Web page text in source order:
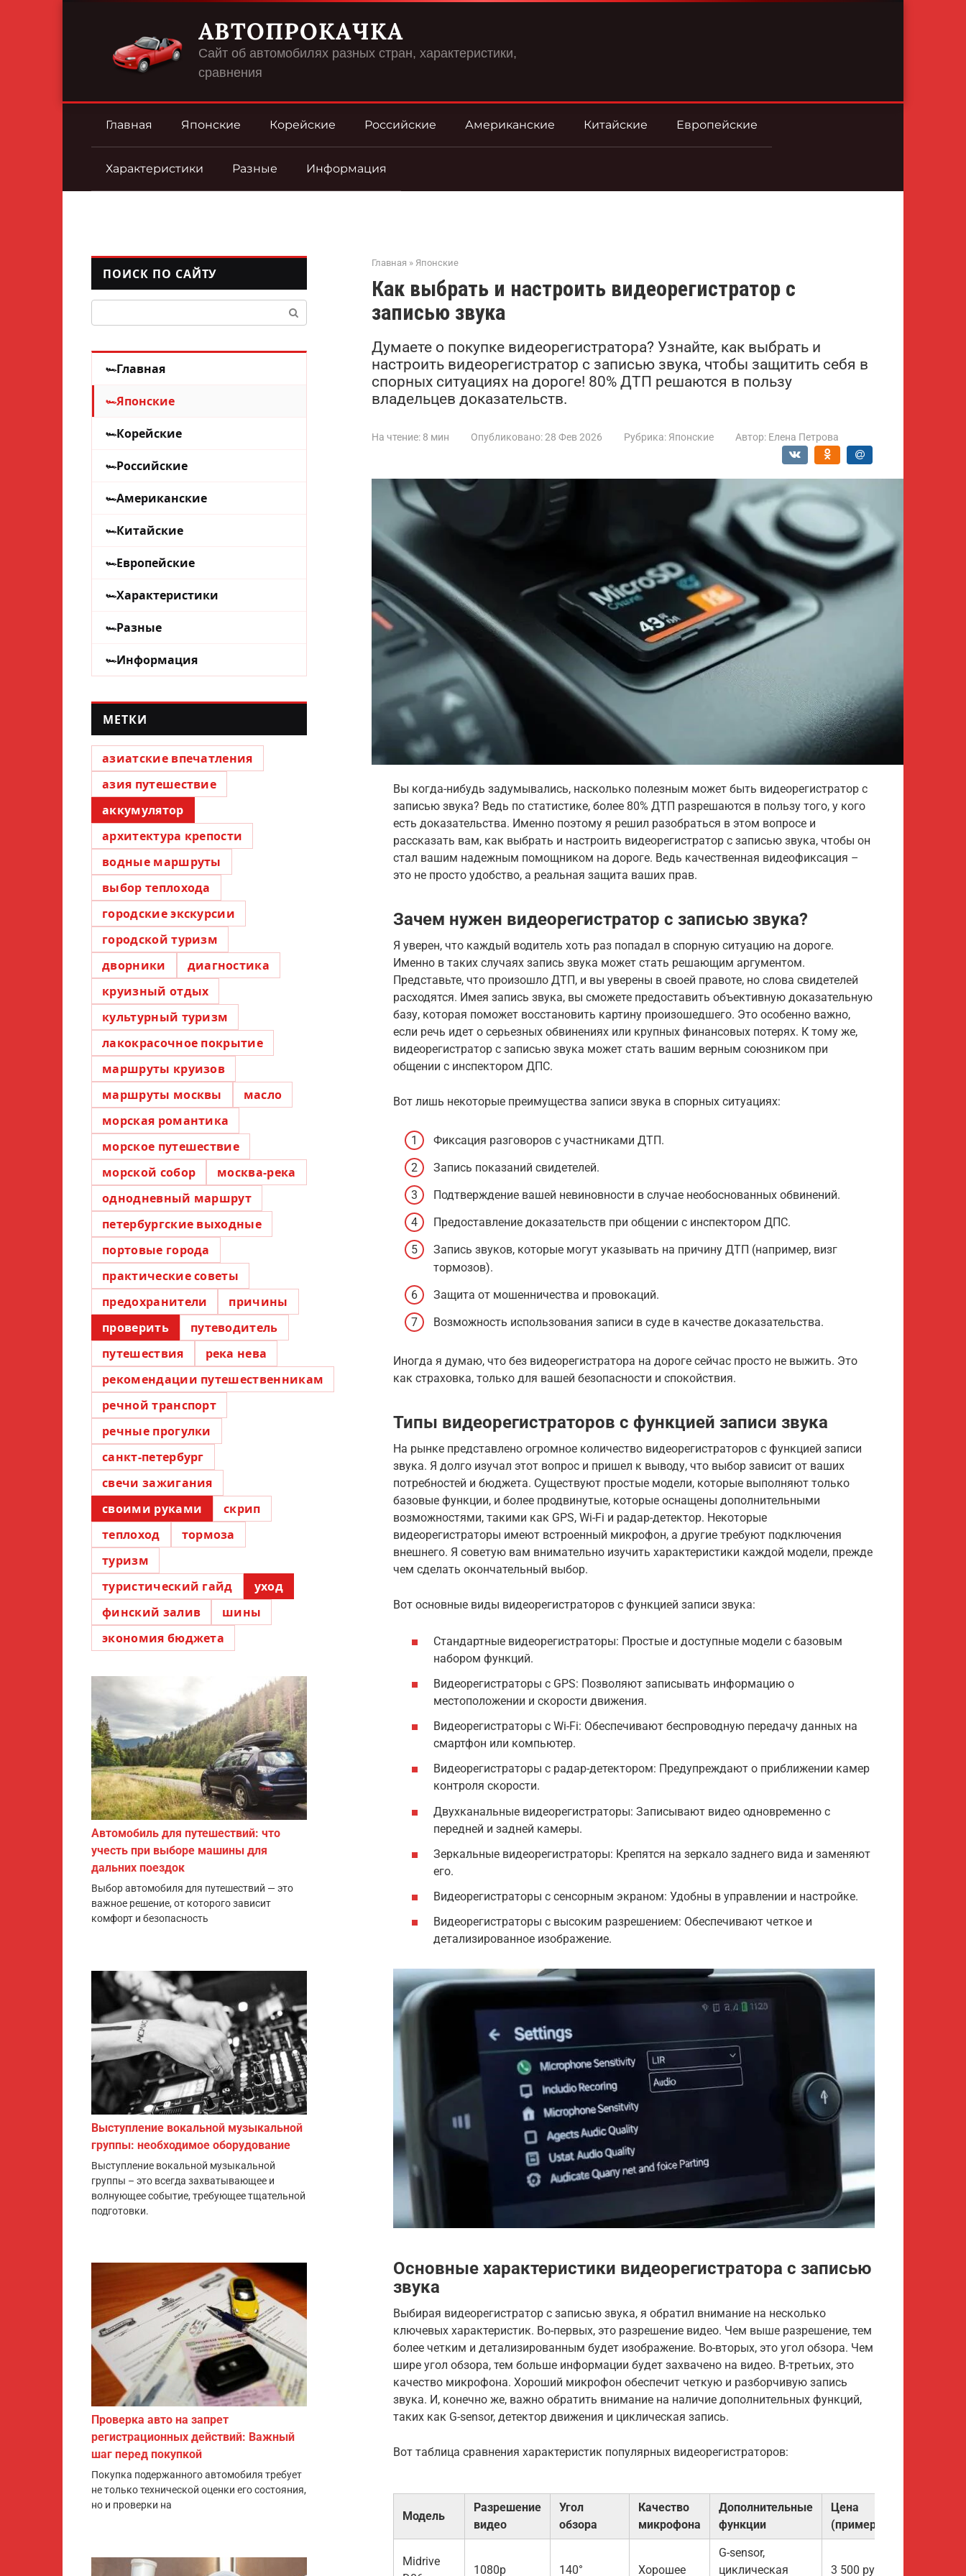
АВТОПРОКАЧКА
Сайт об автомобилях разных стран, характеристики,
сравнения
Главная Японские Корейские Российские Американские Китайские Европейские
Характеристики Разные Информация
Главная » Японские
Как выбрать и настроить видеорегистратор с
записью звука
Думаете о покупке видеорегистратора? Узнайте, как выбрать и
настроить видеорегистратор с записью звука, чтобы защитить себя в
спорных ситуациях на дороге! 80% ДТП решаются в пользу
владельцев доказательств.
На чтение: 8 мин Опубликовано:28 Фев 2026 Рубрика: Японские Автор: Елена Петрова
Вы когда-нибудь задумывались, насколько полезным может быть видеорегистратор с
записью звука? Ведь по статистике, более 80% ДТП разрешаются в пользу того, у кого
есть доказательства. Именно поэтому я решил разобраться в этом вопросе и
рассказать вам, как выбрать и настроить видеорегистратор с записью звука, чтобы он
стал вашим надежным помощником на дороге. Ведь качественная видеофиксация –
это не просто удобство, а реальная защита ваших прав.
Зачем нужен видеорегистратор с записью звука?
Я уверен, что каждый водитель хоть раз попадал в спорную ситуацию на дороге.
Именно в таких случаях запись звука может стать решающим аргументом.
Представьте, что произошло ДТП, и вы уверены в своей правоте, но слова свидетелей
расходятся. Имея запись звука, вы сможете предоставить объективную доказательную
базу, которая поможет восстановить картину произошедшего. Это особенно важно,
если речь идет о серьезных обвинениях или крупных финансовых потерях. К тому же,
видеорегистратор с записью звука может стать вашим верным союзником при
общении с инспектором ДПС.
Вот лишь некоторые преимущества записи звука в спорных ситуациях:
Фиксация разговоров с участниками ДТП.
Запись показаний свидетелей.
Подтверждение вашей невиновности в случае необоснованных обвинений.
Предоставление доказательств при общении с инспектором ДПС.
Запись звуков, которые могут указывать на причину ДТП (например, визг
тормозов).
Защита от мошенничества и провокаций.
Возможность использования записи в суде в качестве доказательства.
Иногда я думаю, что без видеорегистратора на дороге сейчас просто не выжить. Это
как страховка, только для вашей безопасности и спокойствия.
Типы видеорегистраторов с функцией записи звука
На рынке представлено огромное количество видеорегистраторов с функцией записи
звука. Я долго изучал этот вопрос и пришел к выводу, что выбор зависит от ваших
потребностей и бюджета. Существуют простые модели, которые выполняют только
базовые функции, и более продвинутые, которые оснащены дополнительными
возможностями, такими как GPS, Wi-Fi и радар-детектор. Некоторые
видеорегистраторы имеют встроенный микрофон, а другие требуют подключения
внешнего. Я советую вам внимательно изучить характеристики каждой модели, прежде
чем сделать окончательный выбор.
Вот основные виды видеорегистраторов с функцией записи звука:
Стандартные видеорегистраторы: Простые и доступные модели с базовым
набором функций.
Видеорегистраторы с GPS: Позволяют записывать информацию о
местоположении и скорости движения.
Видеорегистраторы с Wi-Fi: Обеспечивают беспроводную передачу данных на
смартфон или компьютер.
Видеорегистраторы с радар-детектором: Предупреждают о приближении камер
контроля скорости.
Двухканальные видеорегистраторы: Записывают видео одновременно с
передней и задней камеры.
Зеркальные видеорегистраторы: Крепятся на зеркало заднего вида и заменяют
его.
Видеорегистраторы с сенсорным экраном: Удобны в управлении и настройке.
Видеорегистраторы с высоким разрешением: Обеспечивают четкое и
детализированное изображение.
Основные характеристики видеорегистратора с записью
звука
Выбирая видеорегистратор с записью звука, я обратил внимание на несколько
ключевых характеристик. Во-первых, это разрешение видео. Чем выше разрешение, тем
более четким и детализированным будет изображение. Во-вторых, это угол обзора. Чем
шире угол обзора, тем больше информации будет захвачено на видео. В-третьих, это
качество микрофона. Хороший микрофон обеспечит четкую и разборчивую запись
звука. И, конечно же, важно обратить внимание на наличие дополнительных функций,
таких как G-sensor, детектор движения и циклическая запись.
Вот таблица сравнения характеристик популярных видеорегистраторов:
Модель
Разрешение
видео
Угол
обзора
Качество
микрофона
Дополнительные
функции
Цена
(примерно)
Midrive
1080p 140° Хорошее
G-sensor,
циклическая
3 500 руб.
ПОИСК ПО САЙТУ
Главная
Японские
Корейские
Российские
Американские
Китайские
Европейские
Характеристики
Разные
Информация
МЕТКИ
азиатские впечатления
азия путешествие
аккумулятор
архитектура крепости
водные маршруты
выбор теплохода
городские экскурсии
городской туризм
дворники
диагностика
круизный отдых
культурный туризм
лакокрасочное покрытие
маршруты круизов
маршруты москвы
масло
морская романтика
морское путешествие
морской собор
москва-река
однодневный маршрут
петербургские выходные
портовые города
практические советы
предохранители
причины
проверить
путеводитель
путешествия
река нева
рекомендации путешественникам
речной транспорт
речные прогулки
санкт-петербург
свечи зажигания
своими руками
скрип
теплоход
тормоза
туризм
туристический гайд
уход
финский залив
шины
экономия бюджета
Автомобиль для путешествий: что
учесть при выборе машины для
дальних поездок
Выбор автомобиля для путешествий — это
важное решение, от которого зависит
комфорт и безопасность
Выступление вокальной музыкальной
группы: необходимое оборудование
Выступление вокальной музыкальной
группы – это всегда захватывающее и
волнующее событие, требующее тщательной
подготовки.
Проверка авто на запрет
регистрационных действий: Важный
шаг перед покупкой
Покупка подержанного автомобиля требует
не только технической оценки его состояния,
но и проверки на